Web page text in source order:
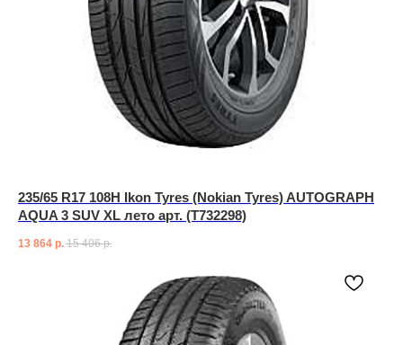
235/65 R17 108H Ikon Tyres (Nokian Tyres) AUTOGRAPH
AQUA 3 SUV XL лето арт. (T732298)
13 864 р. 15 406 р.